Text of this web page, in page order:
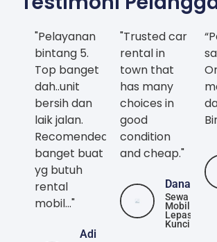
"Pelayanan
bintang 5.
Top banget
dah..unit
bersih dan
laik jalan.
Recomended
banget buat
yg butuh
rental
mobil..."
Adi
"Trusted car
rental in
town that
has many
choices in
good
condition
and cheap."
Danang
Sewa
Mobil
Lepas
Kunci